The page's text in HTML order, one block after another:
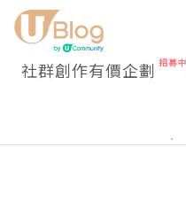
社群創作有價企劃